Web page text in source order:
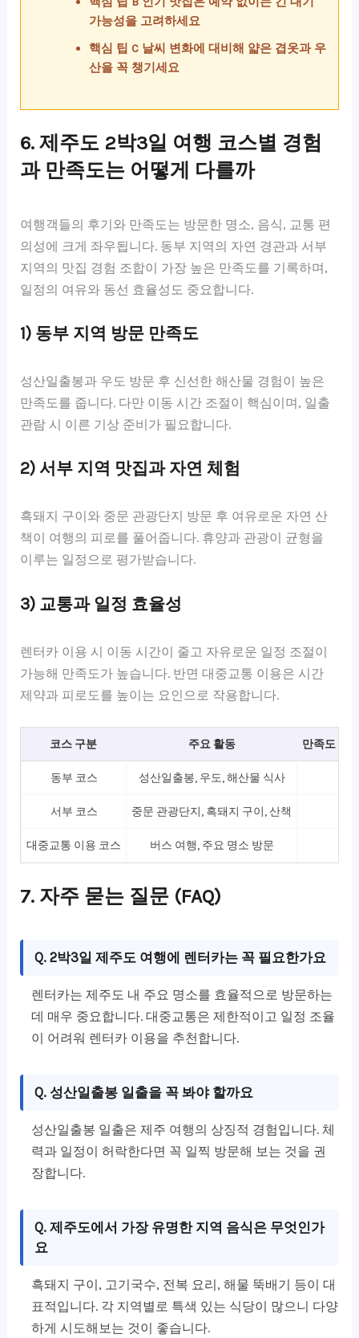
가능성을 고려하세요
핵심 팁 C 날씨 변화에 대비해 얇은 겹옷과 우
산을 꼭 챙기세요
6. 제주도 2박3일 여행 코스별 경험
과 만족도는 어떻게 다를까
여행객들의 후기와 만족도는 방문한 명소, 음식, 교통 편
의성에 크게 좌우됩니다. 동부 지역의 자연 경관과 서부
지역의 맛집 경험 조합이 가장 높은 만족도를 기록하며,
일정의 여유와 동선 효율성도 중요합니다.
1) 동부 지역 방문 만족도
성산일출봉과 우도 방문 후 신선한 해산물 경험이 높은
만족도를 줍니다. 다만 이동 시간 조절이 핵심이며, 일출
관람 시 이른 기상 준비가 필요합니다.
2) 서부 지역 맛집과 자연 체험
흑돼지 구이와 중문 관광단지 방문 후 여유로운 자연 산
책이 여행의 피로를 풀어줍니다. 휴양과 관광이 균형을
이루는 일정으로 평가받습니다.
3) 교통과 일정 효율성
렌터카 이용 시 이동 시간이 줄고 자유로운 일정 조절이
가능해 만족도가 높습니다. 반면 대중교통 이용은 시간
제약과 피로도를 높이는 요인으로 작용합니다.
코스 구분 주요 활동 만족도 (5
동부 코스 성산일출봉, 우도, 해산물 식사
서부 코스 중문 관광단지, 흑돼지 구이, 산책
대중교통 이용 코스 버스 여행, 주요 명소 방문
7. 자주 묻는 질문 (FAQ)
Q. 2박3일 제주도 여행에 렌터카는 꼭 필요한가요
렌터카는 제주도 내 주요 명소를 효율적으로 방문하는
데 매우 중요합니다. 대중교통은 제한적이고 일정 조율
이 어려워 렌터카 이용을 추천합니다.
Q. 성산일출봉 일출을 꼭 봐야 할까요
성산일출봉 일출은 제주 여행의 상징적 경험입니다. 체
력과 일정이 허락한다면 꼭 일찍 방문해 보는 것을 권
장합니다.
Q. 제주도에서 가장 유명한 지역 음식은 무엇인가
요
흑돼지 구이, 고기국수, 전복 요리, 해물 뚝배기 등이 대
표적입니다. 각 지역별로 특색 있는 식당이 많으니 다양
하게 시도해보는 것이 좋습니다.